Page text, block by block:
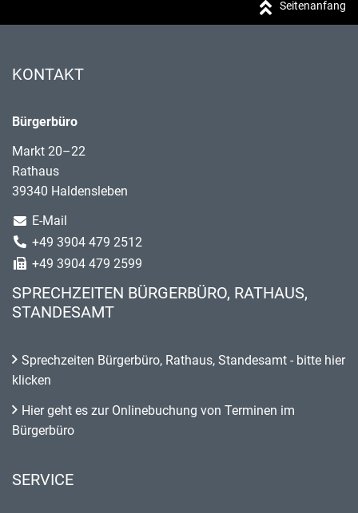
Seitenanfang
KONTAKT
Bürgerbüro
Markt 20–22
Rathaus
39340 Haldensleben
E-Mail
+49 3904 479 2512
+49 3904 479 2599
SPRECHZEITEN BÜRGERBÜRO, RATHAUS,
STANDESAMT
Sprechzeiten Bürgerbüro, Rathaus, Standesamt - bitte hier
klicken
Hier geht es zur Onlinebuchung von Terminen im
Bürgerbüro
SERVICE